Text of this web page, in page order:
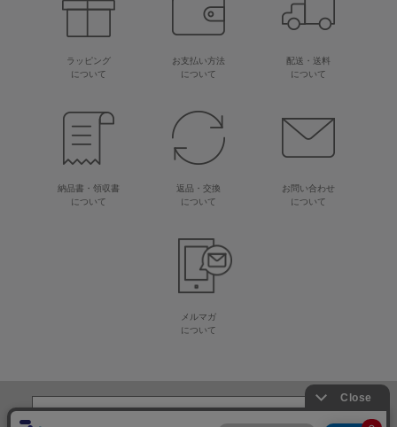
ラッピング
について
お支払い方法
について
配送・送料
について
納品書・領収書
について
返品・交換
について
お問い合わせ
について
メルマガ
について
生地・毛糸・手芸材料の専門店